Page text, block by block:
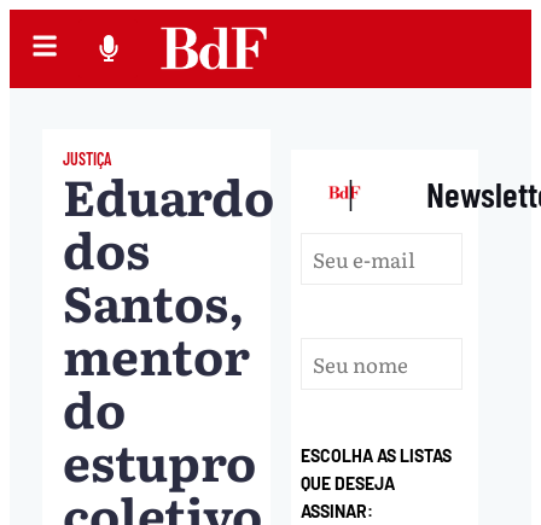
JUSTIÇA
Eduardo
dos
Santos,
mentor
do
estupro
|
ESCOLHA AS LISTAS
QUE DESEJA
ASSINAR: